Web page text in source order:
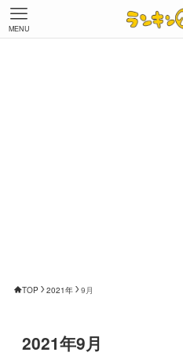
MENU
TOP 2021年 9月
2021年9月